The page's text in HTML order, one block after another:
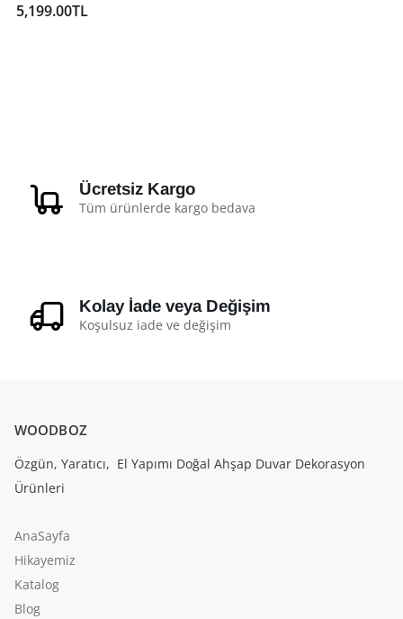
5,199.00TL
Ücretsiz Kargo
Tüm ürünlerde kargo bedava
Kolay İade veya Değişim
Koşulsuz iade ve değişim
WOODBOZ
Özgün, Yaratıcı, El Yapımı Doğal Ahşap Duvar Dekorasyon
Ürünleri
AnaSayfa
Hikayemiz
Katalog
Blog